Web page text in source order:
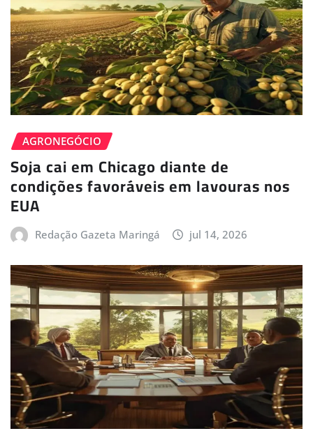
AGRONEGÓCIO
Soja cai em Chicago diante de
condições favoráveis em lavouras nos
EUA
Redação Gazeta Maringá jul 14, 2026